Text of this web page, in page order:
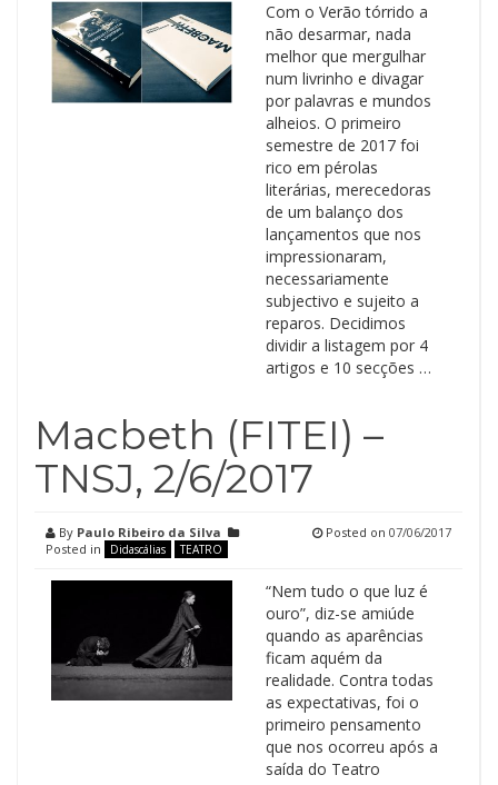
Com o Verão tórrido a
não desarmar, nada
melhor que mergulhar
num livrinho e divagar
por palavras e mundos
alheios. O primeiro
semestre de 2017 foi
rico em pérolas
literárias, merecedoras
de um balanço dos
lançamentos que nos
impressionaram,
necessariamente
subjectivo e sujeito a
reparos. Decidimos
dividir a listagem por 4
artigos e 10 secções …
Macbeth (FITEI) –
TNSJ, 2/6/2017
By Paulo Ribeiro da Silva
Posted in
Didascálias TEATRO
Posted on 07/06/2017
“Nem tudo o que luz é
ouro”, diz-se amiúde
quando as aparências
ficam aquém da
realidade. Contra todas
as expectativas, foi o
primeiro pensamento
que nos ocorreu após a
saída do Teatro